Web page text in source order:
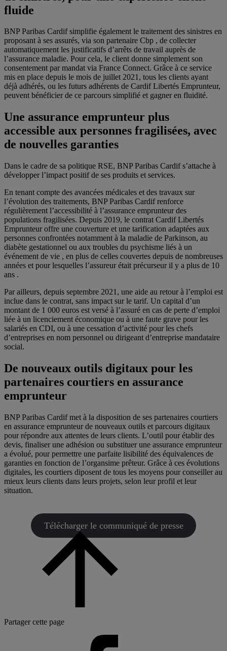
fluide
BNP Paribas Cardif simplifie également le traitement des sinistres en
proposant à ses assurés, via son partenaire Cbp , de collecter
automatiquement les justificatifs d’arrêts de travail auprès de
l’assurance maladie. Pour cela, le client donne simplement son
consentement par mandat via France Connect. Grâce à ce service
mis en place depuis le mois de juillet 2021, tous les clients ayant
déjà adhérés, ou les futurs adhérents de Cardif Libertés Emprunteur,
peuvent bénéficier de ce parcours simplifié et gagner en fluidité.
Une assurance emprunteur plus
accessible aux personnes fragilisées, avec
de nouvelles garanties
Dans le cadre de sa politique RSE, BNP Paribas Cardif s’attache à
développer l’impact positif de ses produits et services.
En tenant compte des avancées médicales et des travaux sur
l’évolution des traitements, BNP Paribas Cardif renforce
régulièrement l’accessibilité à l’assurance emprunteur des
populations fragilisées. Depuis 2019, le contrat Cardif Libertés
Emprunteur offre une couverture et une tarification adaptées aux
personnes confrontées notamment à la maladie de Parkinson, au
diabète gestationnel ou aux troubles du psychisme liés à un
événement de vie , en plus de celles couvertes depuis de nombreuses
années et pour lesquelles l’assureur était précurseur il y a plus de 10
ans .
Par ailleurs, depuis septembre 2021, une aide au retour à l’emploi est
inclue dans le contrat, sans impact sur le tarif. Un capital d’un
montant de 1 000 euros est versé à l’assuré en cas de perte d’emploi
liée à un licenciement économique ou à une faute grave pour les
salariés en CDI, ou à une cessation d’activité pour les chefs
d’entreprises en nom personnel ou dirigeant d’entreprise mandataire
social.
De nouveaux outils digitaux pour les
partenaires courtiers en assurance
emprunteur
BNP Paribas Cardif met à la disposition de ses partenaires courtiers
en assurance emprunteur de nouveaux outils et parcours digitaux
pour répondre aux attentes de leurs clients. L’outil pour établir des
devis, finaliser une adhésion ou substituer une assurance emprunteur
a évolué, pour permettre une parfaite lisibilité des équivalences de
garanties en fonction de l’organsime prêteur. Grâce à ces évolutions
digitales, les courtiers diposent de tous les moyens pour conseiller au
mieux leurs clients dans leurs projets, selon leur profil et leur
situation.
Télécharger le communiqué de presse
Partager cette page